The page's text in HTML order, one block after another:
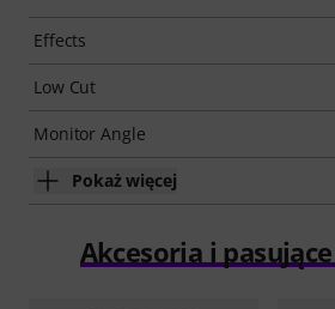
Effects
Low Cut
Monitor Angle
Pokaż więcej
Akcesoria i